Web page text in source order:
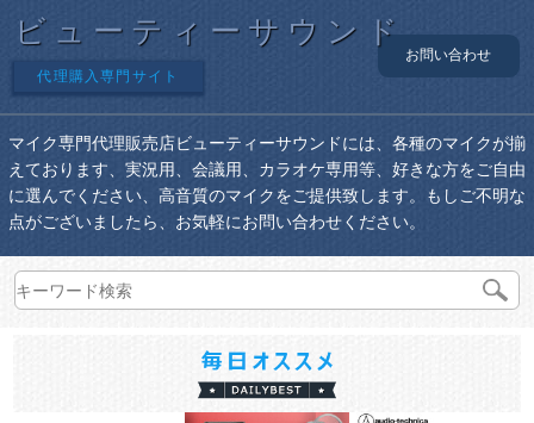
ビューティーサウンド
代理購入専門サイト
お問い合わせ
マイク専門代理販売店ビューティーサウンドには、各種のマイクが揃
えております、実況用、会議用、カラオケ専用等、好きな方をご自由
に選んでください、高音質のマイクをご提供致します。もしご不明な
点がございましたら、お気軽にお問い合わせください。